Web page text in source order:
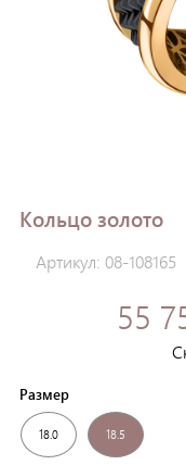
Кольцо золото
Артикул: 08-108165
55
Размер
18.0 18.5